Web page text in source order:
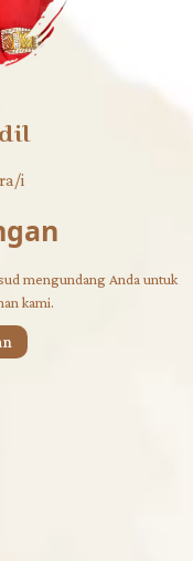
i
mengundang Anda untuk
kami.